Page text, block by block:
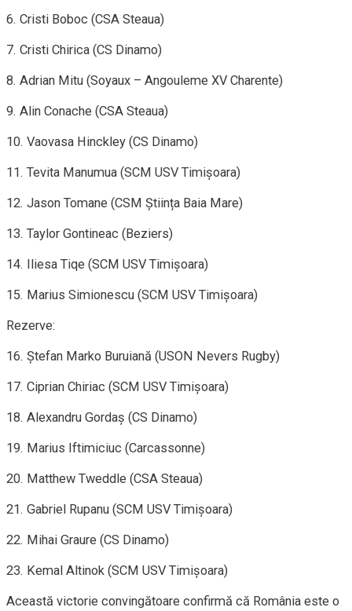
6. Cristi Boboc (CSA Steaua)
7. Cristi Chirica (CS Dinamo)
8. Adrian Mitu (Soyaux – Angouleme XV Charente)
9. Alin Conache (CSA Steaua)
10. Vaovasa Hinckley (CS Dinamo)
11. Tevita Manumua (SCM USV Timișoara)
12. Jason Tomane (CSM Știința Baia Mare)
13. Taylor Gontineac (Beziers)
14. Iliesa Tiqe (SCM USV Timișoara)
15. Marius Simionescu (SCM USV Timișoara)
Rezerve:
16. Ștefan Marko Buruiană (USON Nevers Rugby)
17. Ciprian Chiriac (SCM USV Timișoara)
18. Alexandru Gordaș (CS Dinamo)
19. Marius Iftimiciuc (Carcassonne)
20. Matthew Tweddle (CSA Steaua)
21. Gabriel Rupanu (SCM USV Timișoara)
22. Mihai Graure (CS Dinamo)
23. Kemal Altinok (SCM USV Timișoara)
Această victorie convingătoare confirmă că România este o